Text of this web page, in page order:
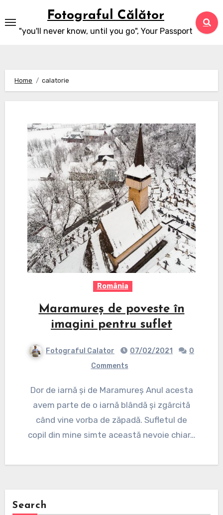
to
content
Fotograful Călător
"you'll never know, until you go", Your Passport
Home calatorie
România
Maramureș de poveste în
imagini pentru suflet
Fotograful Calator 07/02/2021
0
Comments
Dor de iarnă și de Maramureș Anul acesta
avem parte de o iarnă blândă și zgârcită
când vine vorba de zăpadă. Sufletul de
copil din mine simte această nevoie chiar…
Search